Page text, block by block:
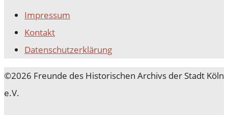
Impressum
Kontakt
Datenschutz­erklärung
©2026 Freunde des Historischen Archivs der Stadt Köln
e.V.